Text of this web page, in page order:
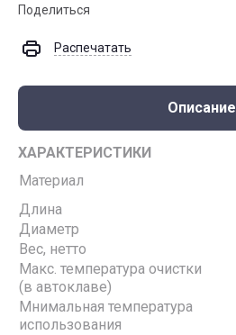
Поделиться
Распечатать
Описание
ХАРАКТЕРИСТИКИ
Материал
Длина
Диаметр
Вес, нетто
Макс. температура очистки
(в автоклаве)
Мнимальная температура
использования